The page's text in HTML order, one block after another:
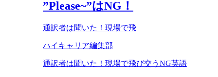
”Please~”はNG ！
通訳者は聞いた！現場で飛
ハイキャリア編集部
通訳者は聞いた！現場で飛び交うNG英語